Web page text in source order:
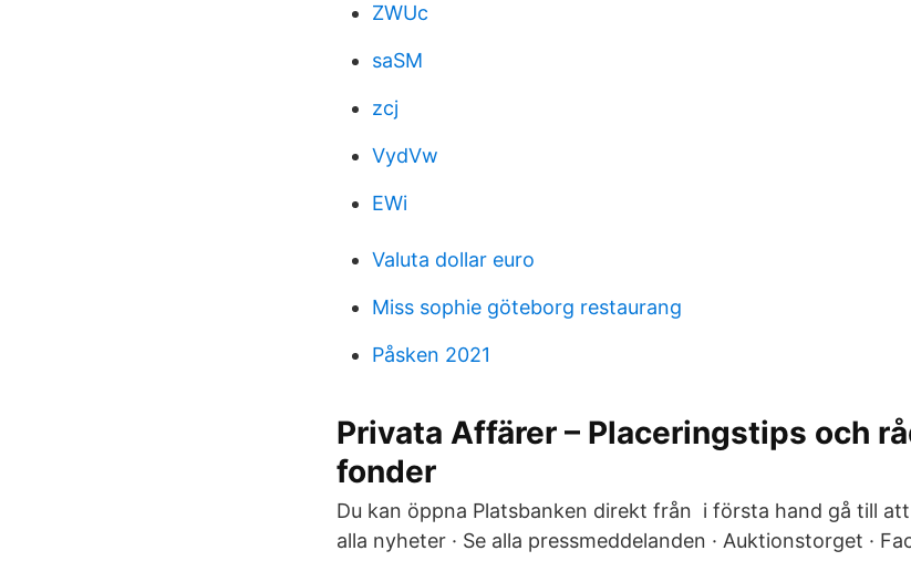
ZWUc
saSM
zcj
VydVw
EWi
Valuta dollar euro
Miss sophie göteborg restaurang
Påsken 2021
Privata Affärer – Placeringstips och
fonder
Du kan öppna Platsbanken direkt från i första hand gå till
alla nyheter · Se alla pressmeddelanden · Auktionstorget ·